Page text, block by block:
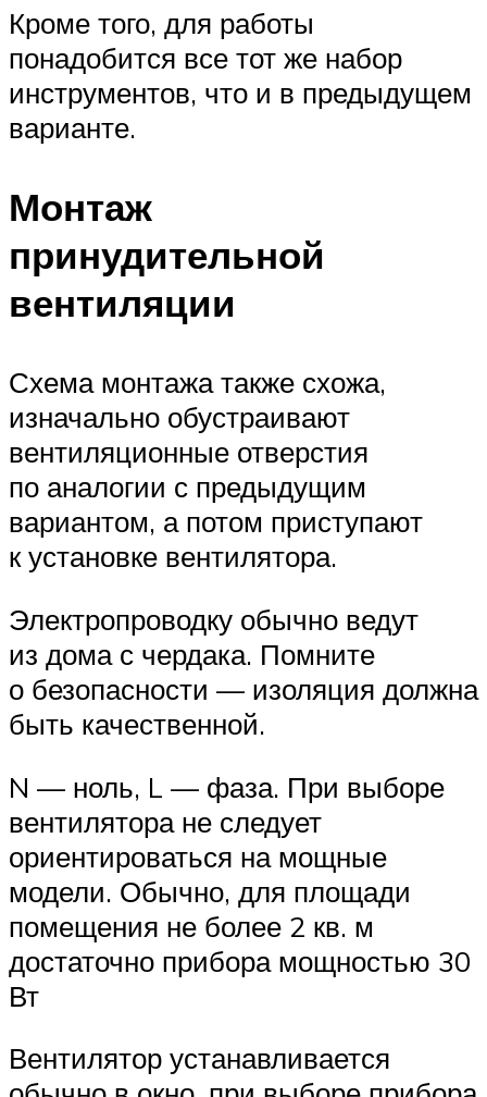
Кроме того, для работы
понадобится все тот же набор
инструментов, что и в предыдущем
варианте.
Монтаж
принудительной
вентиляции
Схема монтажа также схожа,
изначально обустраивают
вентиляционные отверстия
по аналогии с предыдущим
вариантом, а потом приступают
к установке вентилятора.
Электропроводку обычно ведут
из дома с чердака. Помните
о безопасности — изоляция должна
быть качественной.
N — ноль, L — фаза. При выборе
вентилятора не следует
ориентироваться на мощные
модели. Обычно, для площади
помещения не более 2 кв. м
достаточно прибора мощностью 30
Вт
Вентилятор устанавливается